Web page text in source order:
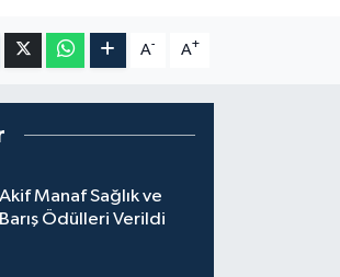
A- A+
Akif Manaf Sağlık ve
Barış Ödülleri Verildi